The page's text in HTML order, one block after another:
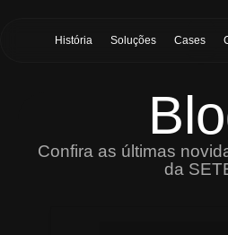
História Soluções Cases
Confira as últimas
da